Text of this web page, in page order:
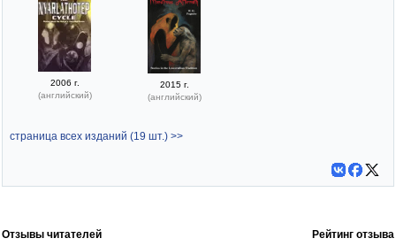
2006 г.
(английский)
2015 г.
(английский)
страница всех изданий (19 шт.) >>
Отзывы читателей Рейтинг отзыва